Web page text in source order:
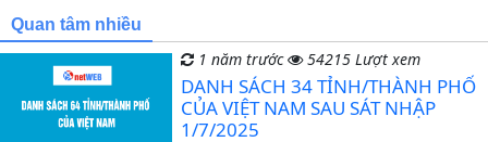
Quan tâm nhiều
1 năm trước 54215 Lượt xem
DANH SÁCH 34 TỈNH/THÀNH PHỐ
CỦA VIỆT NAM SAU SÁT NHẬP
1/7/2025